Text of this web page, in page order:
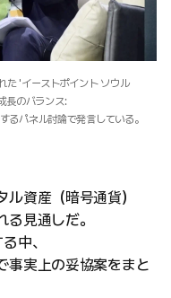
た 'イーストポイント ソウル
長のバランス:
るパネル討論で発言している。
資産（暗号通貨）
見通しだ。
中、
事実上の妥協案をまと